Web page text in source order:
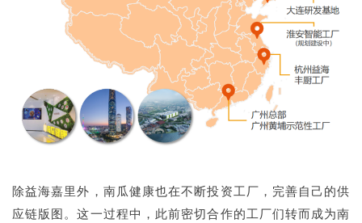
除益海嘉里外，南瓜健康也在不断投资工厂，完善自己的供
应链版图。这一过程中，此前密切合作的工厂们转而成为南